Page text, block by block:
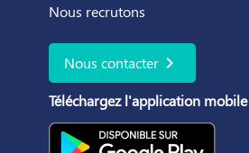
Nous recrutons
Nous contacter chevron_right
Téléchargez l'application mobile